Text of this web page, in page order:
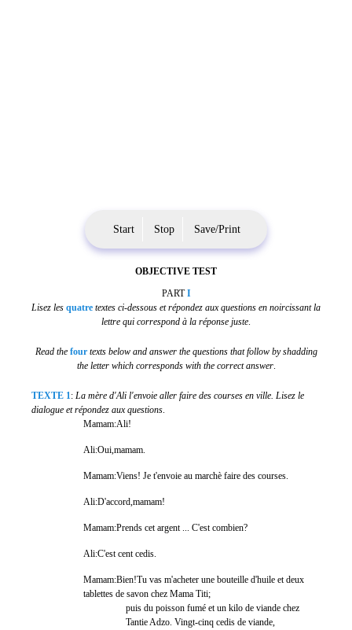
Start Stop Save/Print
OBJECTIVE TEST
PARTI
Lisez les quatre textes ci-dessous et répondez aux questions en noircissant la
lettre qui correspond à la réponse juste.
Read the four texts below and answer the questions that follow by shadding
the letter which corresponds with the correct answer.
TEXTE 1: La mère d'Ali l'envoie aller faire des courses en ville. Lisez le
dialogue et répondez aux questions.
Mamam:Ali!
Ali:Oui,mamam.
Mamam:Viens! Je t'envoie au marchè faire des courses.
Ali:D'accord,mamam!
Mamam:Prends cet argent ... C'est combien?
Ali:C'est cent cedis.
Mamam:Bien!Tu vas m'acheter une bouteille d'huile et deux
tablettes de savon chez Mama Titi;
puis du poisson fumé et un kilo de viande chez
Tantie Adzo. Vingt-cinq cedis de viande,